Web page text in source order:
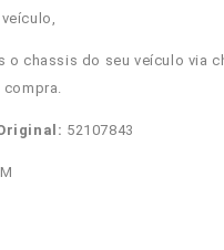
o chassis do seu veículo via
52107843